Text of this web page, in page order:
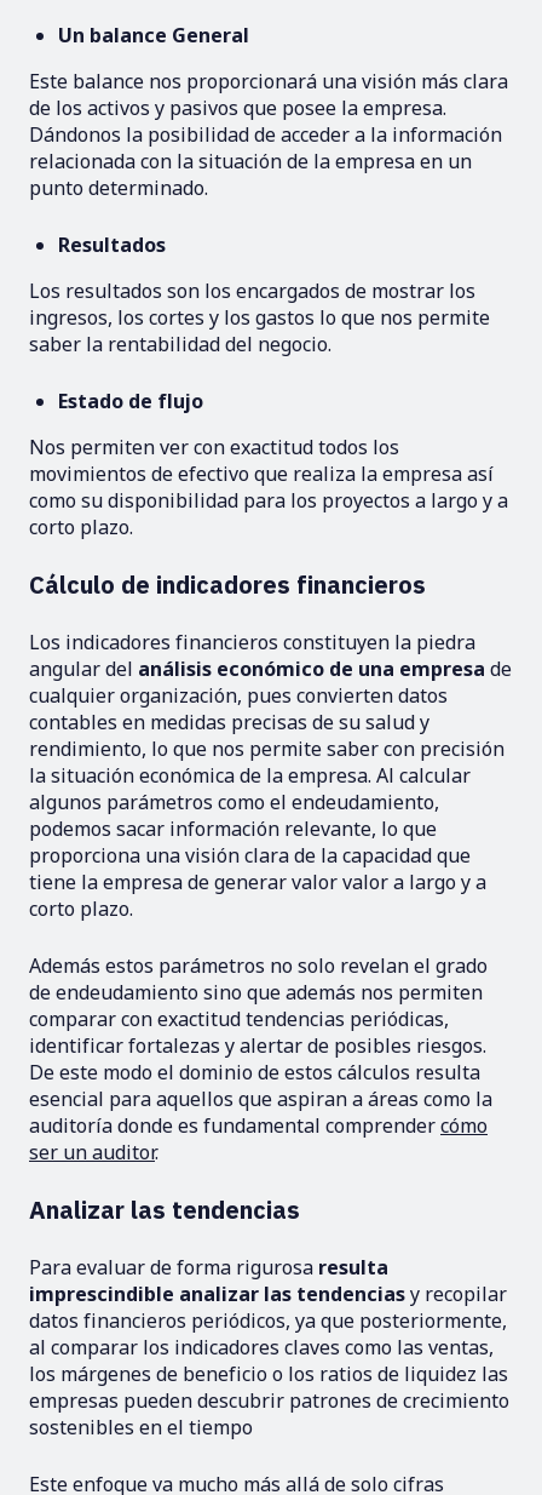
Un balance General
Este balance nos proporcionará una visión más clara
de los activos y pasivos que posee la empresa.
Dándonos la posibilidad de acceder a la información
relacionada con la situación de la empresa en un
punto determinado.
Resultados
Los resultados son los encargados de mostrar los
ingresos, los cortes y los gastos lo que nos permite
saber la rentabilidad del negocio.
Estado de flujo
Nos permiten ver con exactitud todos los
movimientos de efectivo que realiza la empresa así
como su disponibilidad para los proyectos a largo y a
corto plazo.
Cálculo de indicadores financieros
Los indicadores financieros constituyen la piedra
angular del análisis económico de una empresa de
cualquier organización, pues convierten datos
contables en medidas precisas de su salud y
rendimiento, lo que nos permite saber con precisión
la situación económica de la empresa. Al calcular
algunos parámetros como el endeudamiento,
podemos sacar información relevante, lo que
proporciona una visión clara de la capacidad que
tiene la empresa de generar valor valor a largo y a
corto plazo.
Además estos parámetros no solo revelan el grado
de endeudamiento sino que además nos permiten
comparar con exactitud tendencias periódicas,
identificar fortalezas y alertar de posibles riesgos.
De este modo el dominio de estos cálculos resulta
esencial para aquellos que aspiran a áreas como la
auditoría donde es fundamental comprendercómo
ser un auditor.
Analizar las tendencias
Para evaluar de forma rigurosa resulta
imprescindible analizar las tendenciasy recopilar
datos financieros periódicos, ya que posteriormente,
al comparar los indicadores claves como las ventas,
los márgenes de beneficio o los ratios de liquidez las
empresas pueden descubrir patrones de crecimiento
sostenibles en el tiempo
Este enfoque va mucho más allá de solo cifras